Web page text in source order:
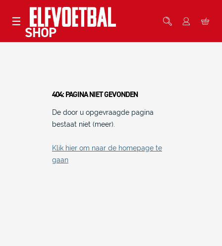
☰
404: PAGINA NIET GEVONDEN
De door u opgevraagde pagina
bestaat niet (meer).
Klik hier om naar de homepage te
gaan